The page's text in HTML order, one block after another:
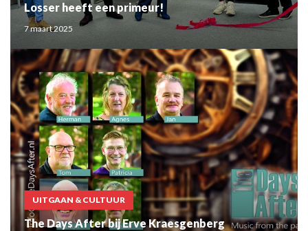
Losser heeft een primeur!
7 maart 2025
UITGAAN & CULTUUR
The Days After bij Erve Kraesgenberg